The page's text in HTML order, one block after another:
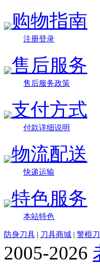
购物指南
注册登录
售后服务
售后服务政策
支付方式
付款详细说明
物流配送
快递运输
特色服务
本站特色
防身刀具 | 刀具商城 | 警棍刀
2005-2026